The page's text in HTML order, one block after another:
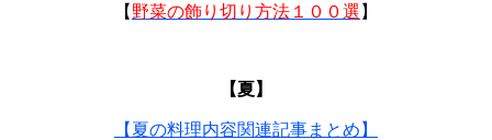
【 野菜の飾り切り方法１００選 】
【夏】
【夏の料理内容関連記事まとめ】